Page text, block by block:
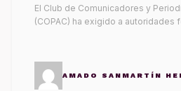
El Club de Comunicadores y
(COPAC) ha exigido a autoridades
AMADO SANMARTÍN